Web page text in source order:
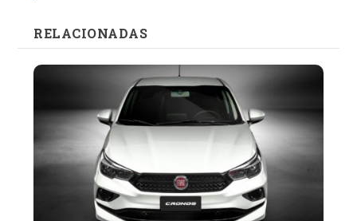
RELACIONADAS